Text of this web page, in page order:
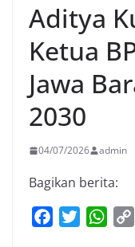
Aditya
Ketua
Jawa
2030
04/07/2026 admin
Bagikan berita:
W